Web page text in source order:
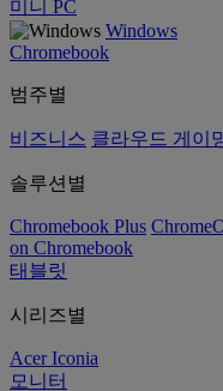
미니 PC
Windows
Chromebook
범주별
비즈니스 클라우드 게이
솔루션별
Chromebook Plus
on Chromebook
태블릿
시리즈별
Acer Iconia
모니터